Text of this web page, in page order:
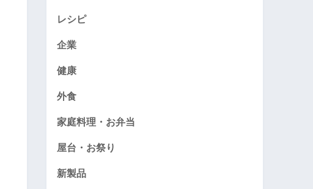
レシピ
企業
健康
外食
家庭料理・お弁当
屋台・お祭り
新製品